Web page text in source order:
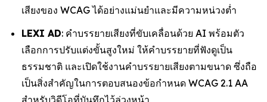
เสียงของ WCAG ได้อย่างแม่นยำและมีความหน่วงต่ำ
LEXI AD: คำบรรยายเสียงที่ขับเคลื่อนด้วย AI พร้อมตัว
เลือกการปรับแต่งขั้นสูงใหม่ ให้คำบรรยายที่ฟังดูเป็น
ธรรมชาติ และเปิดใช้งานคำบรรยายเสียงตามขนาด ซึ่งถือ
เป็นสิ่งสำคัญในการตอบสนองข้อกำหนด WCAG 2.1 AA
สำหรับวิดีโอที่บันทึกไว้ล่วงหน้า